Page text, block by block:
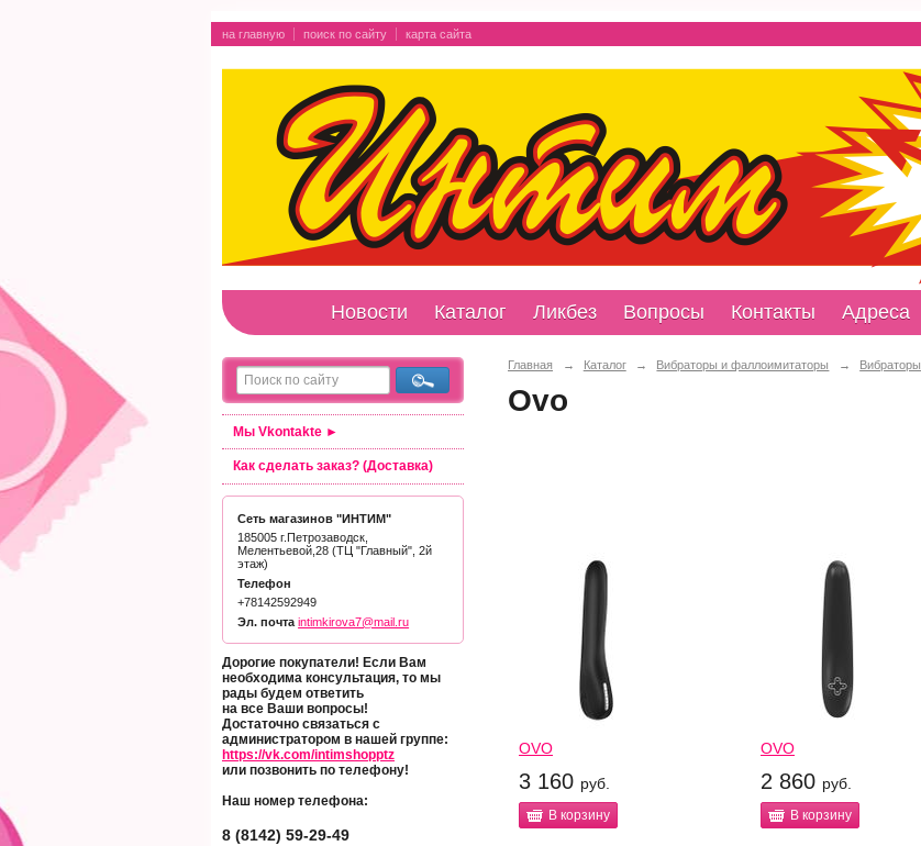
на главную поиск по сайту карта сайта
Новости Каталог Ликбез Вопросы Контакты Адреса
Мы Vkontakte ►
Как сделать заказ? (Доставка)
Сеть магазинов "ИНТИМ"
185005 г.Петрозаводск,
Мелентьевой,28 (ТЦ "Главный", 2й
этаж)
Телефон
+78142592949
Эл. почта intimkirova7@mail.ru
Дорогие покупатели! Если Вам
необходима консультация, то мы
рады будем ответить
на все Ваши вопросы!
Достаточно связаться с
администратором в нашей группе:
https://vk.com/intimshopptz
или позвонить по телефону!
Наш номер телефона:
8 (8142) 59-29-49
Главная → Каталог → Вибраторы и фаллоимитаторы → Вибраторы
Ovo
OVO
3 160 руб.
В корзину
OVO
2 860 руб.
В корзину